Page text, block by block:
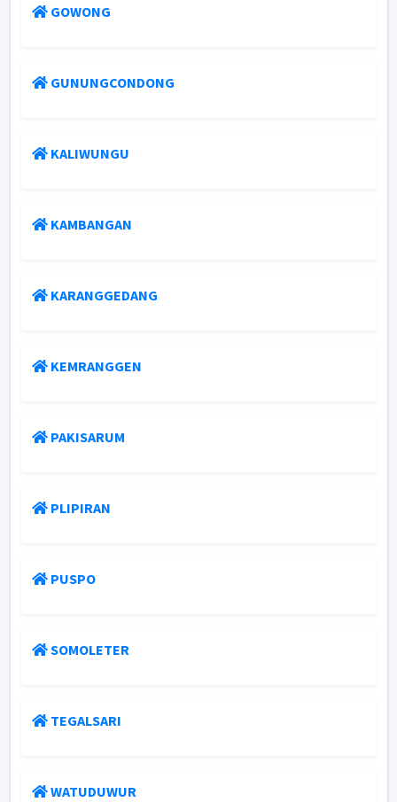
GOWONG
GUNUNGCONDONG
KALIWUNGU
KAMBANGAN
KARANGGEDANG
KEMRANGGEN
PAKISARUM
PLIPIRAN
PUSPO
SOMOLETER
TEGALSARI
WATUDUWUR